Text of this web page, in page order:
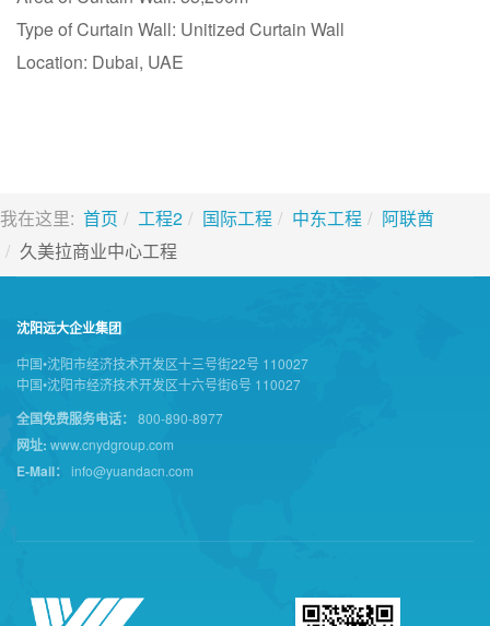
Type of Curtain Wall: Unitized Curtain Wall
Location: Dubai, UAE
我在这里: 首页 工程2 国际工程 中东工程
阿联酋
久美拉商业中心工程
沈阳远大企业集团
中国•沈阳市经济技术开发区十三号街22号 110027
中国•沈阳市经济技术开发区十六号街6号 110027
全国免费服务电话： 800-890-8977
网址: www.cnydgroup.com
E-Mail： info@yuandacn.com